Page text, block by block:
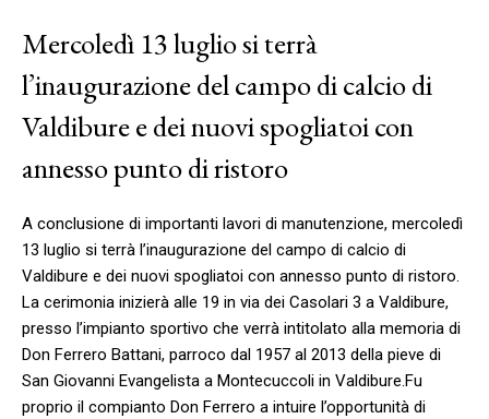
Mercoledì 13 luglio si terrà
l’inaugurazione del campo di calcio di
Valdibure e dei nuovi spogliatoi con
annesso punto di ristoro
A conclusione di importanti lavori di manutenzione, mercoledì
13 luglio si terrà l’inaugurazione del campo di calcio di
Valdibure e dei nuovi spogliatoi con annesso punto di ristoro.
La cerimonia inizierà alle 19 in via dei Casolari 3 a Valdibure,
presso l’impianto sportivo che verrà intitolato alla memoria di
Don Ferrero Battani, parroco dal 1957 al 2013 della pieve di
San Giovanni Evangelista a Montecuccoli in Valdibure.Fu
proprio il compianto Don Ferrero a intuire l’opportunità di